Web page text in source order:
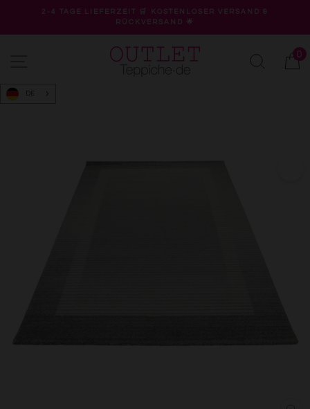
Inhalt
Pause
2-4 TAGE LIEFERZEIT 🛒 KOSTENLOSER VERSAND &
RÜCKVERSAND 🌟
Suche0